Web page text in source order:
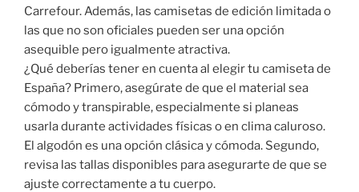
Carrefour. Además, las camisetas de edición limitada o
las que no son oficiales pueden ser una opción
asequible pero igualmente atractiva.
¿Qué deberías tener en cuenta al elegir tu camiseta de
España? Primero, asegúrate de que el material sea
cómodo y transpirable, especialmente si planeas
usarla durante actividades físicas o en clima caluroso.
El algodón es una opción clásica y cómoda. Segundo,
revisa las tallas disponibles para asegurarte de que se
ajuste correctamente a tu cuerpo.